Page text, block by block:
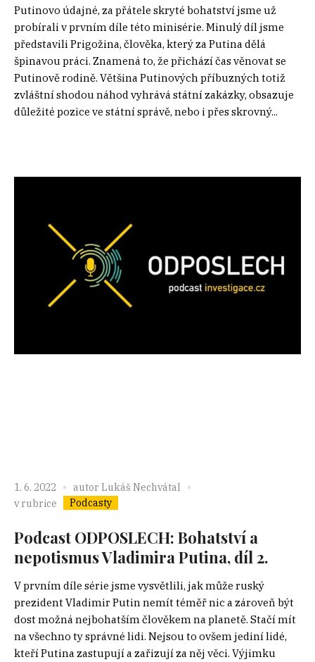
Putinovo údajné, za přátele skryté bohatství jsme už
probírali v prvním díle této minisérie. Minulý díl jsme
představili Prigožina, člověka, který za Putina dělá
špinavou práci. Znamená to, že přichází čas věnovat se
Putinově rodině. Většina Putinových příbuzných totiž
zvláštní shodou náhod vyhrává státní zakázky, obsazuje
důležité pozice ve státní správě, nebo i přes skrovný...
1. 6. 2022 autor Lukáš Nechvátal
v rubrice
Podcasty
Podcast ODPOSLECH: Bohatství a
nepotismus Vladimira Putina, díl 2.
V prvním díle série jsme vysvětlili, jak může ruský
prezident Vladimir Putin nemít téměř nic a zároveň být
dost možná nejbohatším člověkem na planetě. Stačí mít
na všechno ty správné lidi. Nejsou to ovšem jediní lidé,
kteří Putina zastupují a zařizují za něj věci. Výjimku